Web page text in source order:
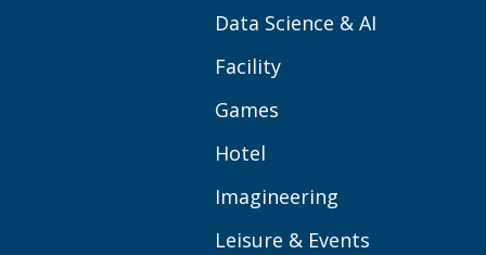
Data Science & AI
Facility
Games
Hotel
Imagineering
Leisure & Events